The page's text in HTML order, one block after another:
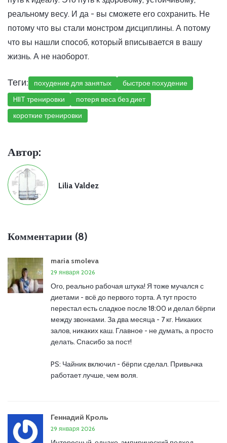
реальному весу. И да - вы сможете его сохранить. Не
потому что вы стали монстром дисциплины. А потому
что вы нашли способ, который вписывается в вашу
жизнь. А не наоборот.
Теги: похудение для занятых
быстрое похудение
HIIT тренировки
потеря веса без диет
короткие тренировки
Автор:
Lilia Valdez
Комментарии (8)
maria smoleva
29 января 2026
Ого, реально рабочая штука! Я тоже мучался с
диетами - всё до первого торта. А тут просто
перестал есть сладкое после 18:00 и делал бёрпи
между звонками. За два месяца - 7 кг. Никаких
залов, никаких каш. Главное - не думать, а просто
делать. Спасибо за пост!
PS: Чайник включил - бёрпи сделал. Привычка
работает лучше, чем воля.
Геннадий Кроль
29 января 2026